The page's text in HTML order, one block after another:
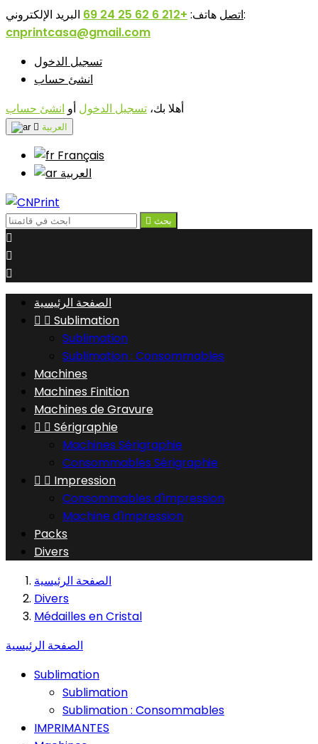
اتصل هاتف: +212 6 62 25 24 69
البريد الإلكتروني:
cnprintcasa@gmail.com
تسجيل الدخول
انشئ حساب
أهلا بك، تسجيل الدخول أو انشئ حساب
‫العربية 
Français
‫العربية
 بحث



الصفحة الرئيسية
  Sublimation
Sublimation
Sublimation : Consommables
Machines
Machines Finition
Machines de Gravure
  Sérigraphie
Machines Sérigraphie
Consommables Sérigraphie
  Impression
Consommables d'impression
Machine d'impression
Packs
Divers
الصفحة الرئيسية
Divers
Médailles en Cristal
الصفحة الرئيسية
Sublimation
Sublimation
Sublimation : Consommables
IMPRIMANTES